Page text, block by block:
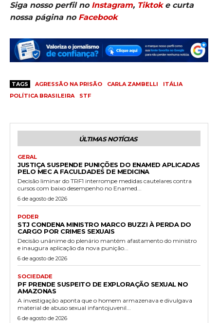
Siga nosso perfil no Instagram, Tiktoke curta
nossa página no Facebook
TAGS AGRESSÃO NA PRISÃO CARLA ZAMBELLI
ITÁLIA
POLÍTICA BRASILEIRA
STF
ÚLTIMAS NOTÍCIAS
GERAL
JUSTIÇA SUSPENDE PUNIÇÕES DO ENAMED APLICADAS
PELO MEC A FACULDADES DE MEDICINA
Decisão liminar do TRF1 interrompe medidas cautelares contra
cursos com baixo desempenho no Enamed...
6 de agosto de 2026
PODER
STJ CONDENA MINISTRO MARCO BUZZI À PERDA DO
CARGO POR CRIMES SEXUAIS
Decisão unânime do plenário mantém afastamento do ministro
e inaugura aplicação da nova punição...
6 de agosto de 2026
SOCIEDADE
PF PRENDE SUSPEITO DE EXPLORAÇÃO SEXUAL NO
AMAZONAS
A investigação aponta que o homem armazenava e divulgava
material de abuso sexual infantojuvenil...
6 de agosto de 2026